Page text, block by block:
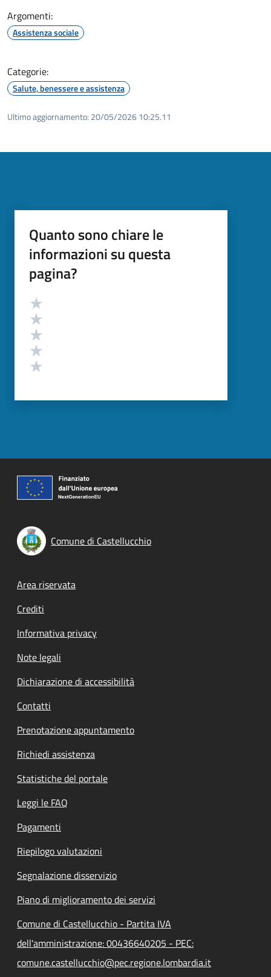
Argomenti:
Assistenza sociale
Categorie:
Salute, benessere e assistenza
Ultimo aggiornamento: 20/05/2026 10:25.11
Quanto sono chiare le
informazioni su questa
pagina?
Valutazione
Comune di Castellucchio
Footer menu
Area riservata
Crediti
Informativa privacy
Note legali
Dichiarazione di accessibilità
Contatti
Prenotazione appuntamento
Richiedi assistenza
Statistiche del portale
Leggi le FAQ
Pagamenti
Riepilogo valutazioni
Segnalazione disservizio
Piano di miglioramento dei servizi
Comune di Castellucchio - Partita IVA
dell'amministrazione: 00436640205 - PEC:
comune.castellucchio@pec.regione.lombardia.it